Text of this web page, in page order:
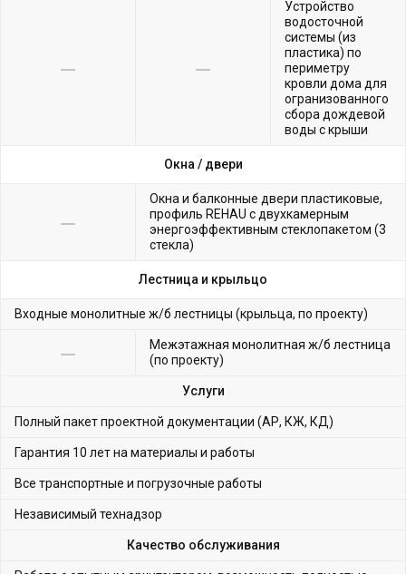
Устройство
водосточной
системы (из
пластика) по
периметру
кровли дома для
огранизованного
сбора дождевой
воды с крыши
Окна / двери
Окна и балконные двери пластиковые,
профиль REHAU с двухкамерным
энергоэффективным стеклопакетом (3
стекла)
Лестница и крыльцо
Входные монолитные ж/б лестницы (крыльца, по проекту)
Межэтажная монолитная ж/б лестница
(по проекту)
Услуги
Полный пакет проектной документации (АР, КЖ, КД)
Гарантия 10 лет на материалы и работы
Все транспортные и погрузочные работы
Независимый технадзор
Качество обслуживания